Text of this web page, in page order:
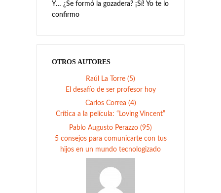
Y… ¿Se formó la gozadera? ¡Sí! Yo te lo
confirmo
OTROS AUTORES
Raúl La Torre (5)
El desafío de ser profesor hoy
Carlos Correa (4)
Crítica a la película: “Loving Vincent”
Pablo Augusto Perazzo (95)
5 consejos para comunicarte con tus
hijos en un mundo tecnologizado